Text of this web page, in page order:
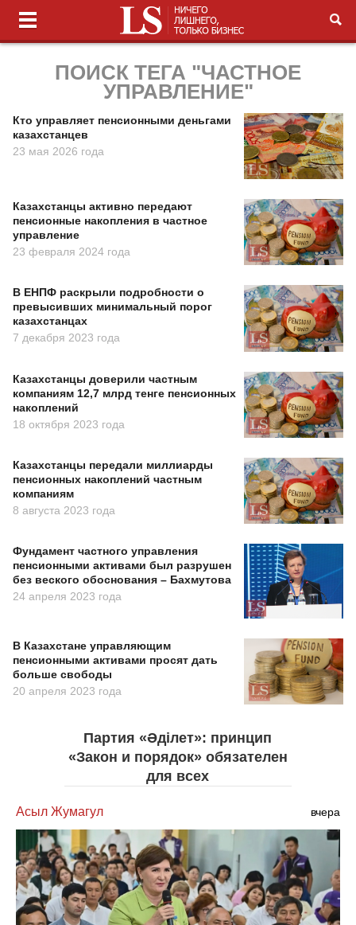
ПОИСК ТЕГА "ЧАСТНОЕ
УПРАВЛЕНИЕ"
Кто управляет пенсионными деньгами
казахстанцев
23 мая 2026 года
Казахстанцы активно передают
пенсионные накопления в частное
управление
23 февраля 2024 года
В ЕНПФ раскрыли подробности о
превысивших минимальный порог
казахстанцах
7 декабря 2023 года
Казахстанцы доверили частным
компаниям 12,7 млрд тенге пенсионных
накоплений
18 октября 2023 года
Казахстанцы передали миллиарды
пенсионных накоплений частным
компаниям
8 августа 2023 года
Фундамент частного управления
пенсионными активами был разрушен
без веского обоснования – Бахмутова
24 апреля 2023 года
В Казахстане управляющим
пенсионными активами просят дать
больше свободы
20 апреля 2023 года
Партия «Әділет»: принцип
«Закон и порядок» обязателен
для всех
Асыл Жумагул вчера